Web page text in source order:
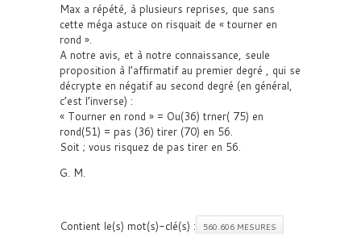
Max a répété, à plusieurs reprises, que sans
cette méga astuce on risquait de « tourner en
rond ».
A notre avis, et à notre connaissance, seule
proposition à l’affirmatif au premier degré , qui se
décrypte en négatif au second degré (en général,
c’est l’inverse) :
« Tourner en rond » = Ou(36) trner( 75) en
rond(51) = pas (36) tirer (70) en 56.
Soit ; vous risquez de pas tirer en 56.
G. M.
Contient le(s) mot(s)-clé(s) :
560.606 MESURES